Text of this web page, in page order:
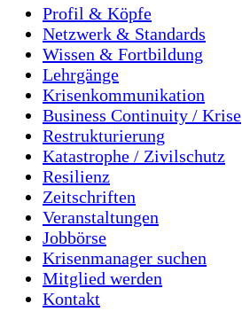
Profil & Köpfe
Netzwerk & Standards
Wissen & Fortbildung
Lehrgänge
Krisenkommunikation
Business Continuity / Krise
Restrukturierung
Katastrophe / Zivilschutz
Resilienz
Zeitschriften
Veranstaltungen
Jobbörse
Krisenmanager suchen
Mitglied werden
Kontakt